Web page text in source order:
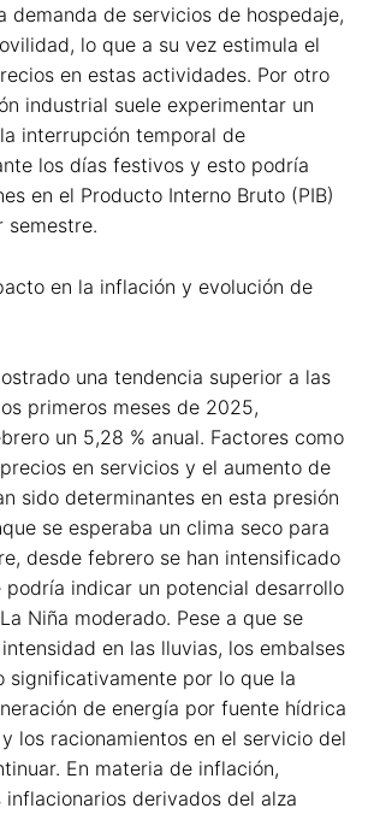
demanda de servicios de hospedaje,
lo que a su vez estimula el
en estas actividades. Por otro
industrial suele experimentar un
interrupción temporal de
los días festivos y esto podría
en el Producto Interno Bruto (PIB)
semestre.
en la inflación y evolución de
una tendencia superior a las
primeros meses de 2025,
un 5,28 % anual. Factores como
en servicios y el aumento de
sido determinantes en esta presión
se esperaba un clima seco para
desde febrero se han intensificado
podría indicar un potencial desarrollo
Niña moderado. Pese a que se
en las lluvias, los embalses
significativamente por lo que la
de energía por fuente hídrica
los racionamientos en el servicio del
En materia de inflación,
inflacionarios derivados del alza